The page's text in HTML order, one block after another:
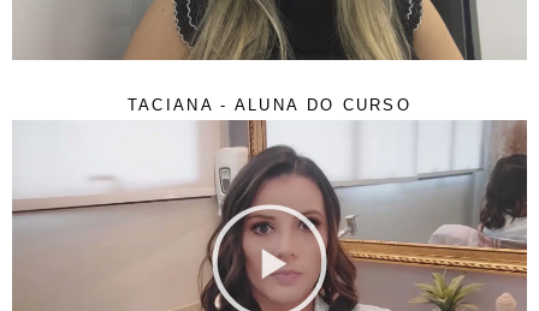
TACIANA - ALUNA DO CURSO